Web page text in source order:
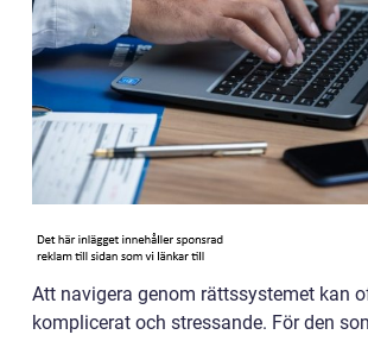
Att navigera genom rättssystemet kan
komplicerat och stressande. För den